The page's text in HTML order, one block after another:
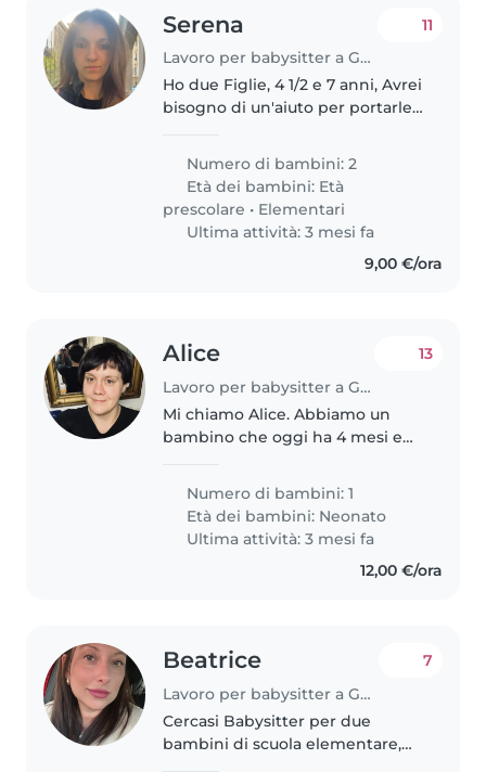
Serena
Lavoro per babysitter a Genova
11
Ho due Figlie, 4 1/2 e 7 anni, Avrei
bisogno di un'aiuto per portarle
Occasionalmente qualche volta
andarle a prendere a scuola ed
adottare il mio arrivo
Numero di bambini: 2
Età dei bambini: Età
prescolare • Elementari
Ultima attività: 3 mesi fa
9,00 €/ora
Alice
Lavoro per babysitter a Genova
13
Mi chiamo Alice. Abbiamo un
bambino che oggi ha 4 mesi e
una persona per i mesi di
Maggio Giugno e Luglio, due
pomeriggi a settimana per un
totale..
Numero di bambini: 1
Età dei bambini: Neonato
Ultima attività: 3 mesi fa
12,00 €/ora
Beatrice
Lavoro per babysitter a Genova
7
Cercasi Babysitter per due
bambini di scuola elementare,